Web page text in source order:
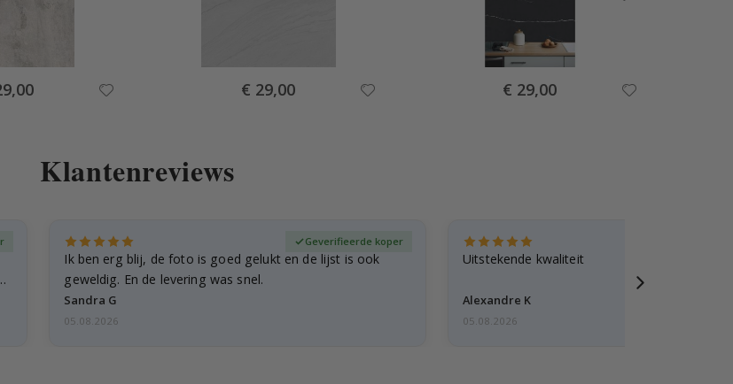
Special
Price
€ 29,00 Special
Price
€ 29,00
Klantenreviews
Ik ben erg blij, de foto is goed gelukt en de lijst is ook
geweldig. En de levering was snel.
Sandra G
Geverifieerde koper
05.08.2026
Uitstekende kwaliteit
Alexandre K
05.08.2026